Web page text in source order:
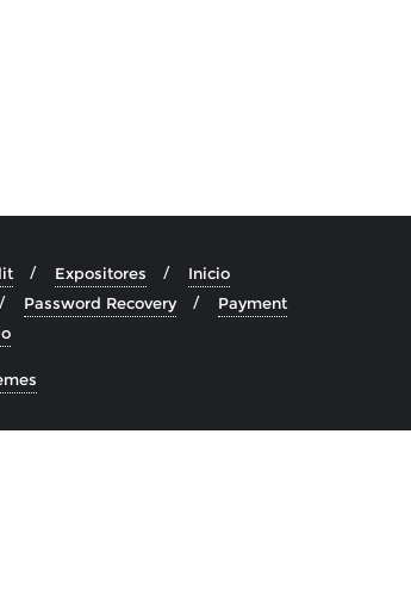
Expositores
Inicio
Password Recovery
Payment